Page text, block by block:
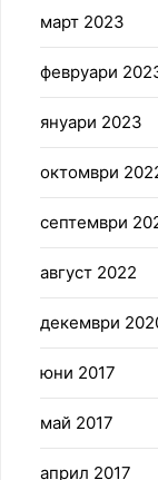
март 2023
февруари
януари 2023
октомври
септември
август 2022
декември
юни 2017
май 2017
април 2017